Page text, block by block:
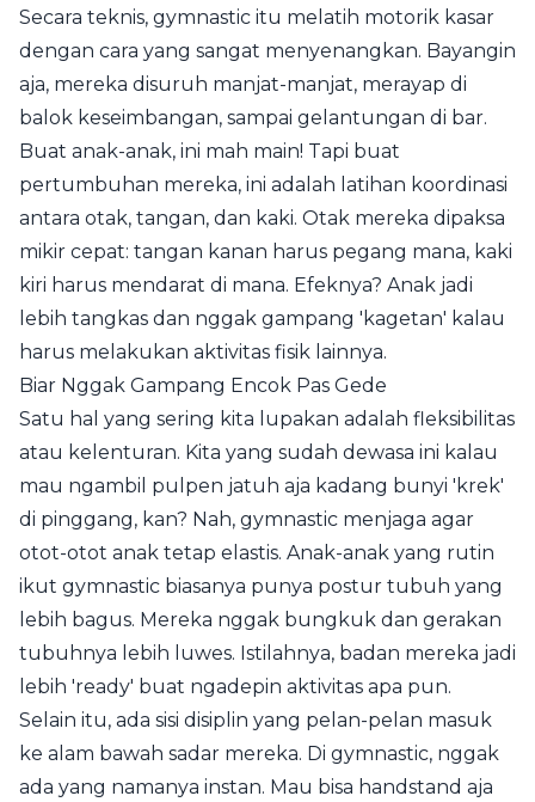
Secara teknis, gymnastic itu melatih motorik kasar
dengan cara yang sangat menyenangkan. Bayangin
aja, mereka disuruh manjat-manjat, merayap di
balok keseimbangan, sampai gelantungan di bar.
Buat anak-anak, ini mah main! Tapi buat
pertumbuhan mereka, ini adalah latihan koordinasi
antara otak, tangan, dan kaki. Otak mereka dipaksa
mikir cepat: tangan kanan harus pegang mana, kaki
kiri harus mendarat di mana. Efeknya? Anak jadi
lebih tangkas dan nggak gampang 'kagetan' kalau
harus melakukan aktivitas fisik lainnya.
Biar Nggak Gampang Encok Pas Gede
Satu hal yang sering kita lupakan adalah fleksibilitas
atau kelenturan. Kita yang sudah dewasa ini kalau
mau ngambil pulpen jatuh aja kadang bunyi 'krek'
di pinggang, kan? Nah, gymnastic menjaga agar
otot-otot anak tetap elastis. Anak-anak yang rutin
ikut gymnastic biasanya punya postur tubuh yang
lebih bagus. Mereka nggak bungkuk dan gerakan
tubuhnya lebih luwes. Istilahnya, badan mereka jadi
lebih 'ready' buat ngadepin aktivitas apa pun.
Selain itu, ada sisi disiplin yang pelan-pelan masuk
ke alam bawah sadar mereka. Di gymnastic, nggak
ada yang namanya instan. Mau bisa handstand aja